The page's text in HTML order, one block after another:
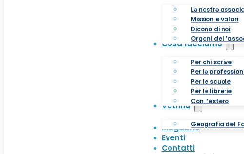
Lə nostrə
Mission e valori
Dicono di noi
Organi
Cosa facciamo
Per chi scrive
Per lə
Per le scuole
Per le librerie
Con l’estero
Vetrina
Geografia del
Magazine
Eventi
Contatti